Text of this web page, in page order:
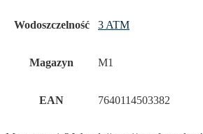
Wodoszczelność 3 ATM
Magazyn M1
EAN 7640114503382